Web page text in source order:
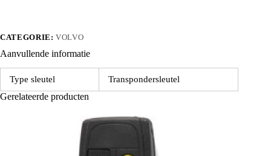
CATEGORIE:VOLVO
Aanvullende informatie
Type sleutel Transpondersleutel
Gerelateerde producten